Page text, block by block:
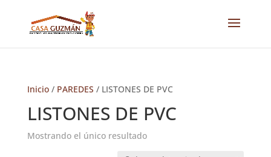
Inicio/ PAREDES / LISTONES DE PVC
LISTONES DE PVC
Mostrando el único resultado